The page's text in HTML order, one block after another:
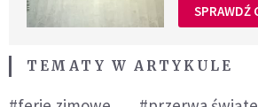
SPRAWDŹ
TEMATY W ARTYKULE